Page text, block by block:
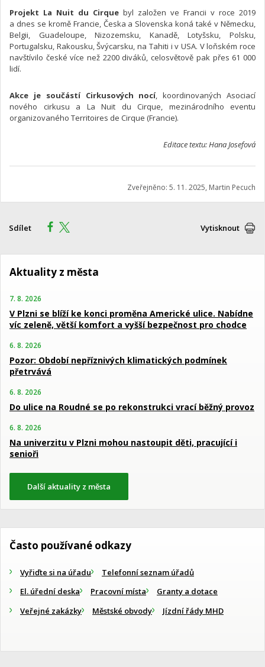
Projekt La Nuit du Cirque byl založen ve Francii v roce 2019
a dnes se kromě Francie, Česka a Slovenska koná také v Německu,
Belgii, Guadeloupe, Nizozemsku, Kanadě, Lotyšsku, Polsku,
Portugalsku, Rakousku, Švýcarsku, na Tahiti i v USA. V loňském roce
navštívilo české více než 2200 diváků, celosvětově pak přes 61 000
lidí.
Akce je součástí Cirkusových nocí, koordinovaných Asociací
nového cirkusu a La Nuit du Cirque, mezinárodního eventu
organizovaného Territoires de Cirque (Francie).
Editace textu: Hana Josefová
Zveřejněno: 5. 11. 2025, Martin Pecuch
Sdílet Vytisknout
Aktuality z města
7. 8. 2026
V Plzni se blíží ke konci proměna Americké ulice. Nabídne
víc zeleně, větší komfort a vyšší bezpečnost pro chodce
6. 8. 2026
Pozor: Období nepříznivých klimatických podmínek
přetrvává
6. 8. 2026
Do ulice na Roudné se po rekonstrukci vrací běžný provoz
6. 8. 2026
Na univerzitu v Plzni mohou nastoupit děti, pracující i
senioři
Další aktuality z města
Často používané odkazy
Vyřiďte si na úřadu
Telefonní seznam úřadů
El. úřední deska
Pracovní místa
Granty a dotace
Veřejné zakázky
Městské obvody Jízdní řády MHD